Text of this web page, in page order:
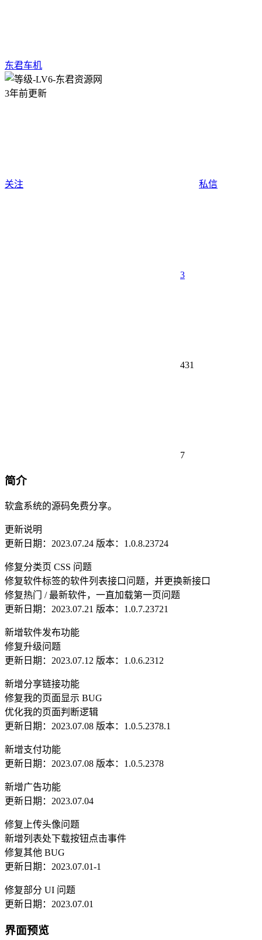
东君车机
3年前更新
关注 私信
3
431
7
简介
软盒系统的源码免费分享。
更新说明
更新日期：2023.07.24 版本：1.0.8.23724
修复分类页 CSS 问题
修复软件标签的软件列表接口问题，并更换新接口
修复热门 / 最新软件，一直加载第一页问题
更新日期：2023.07.21 版本：1.0.7.23721
新增软件发布功能
修复升级问题
更新日期：2023.07.12 版本：1.0.6.2312
新增分享链接功能
修复我的页面显示 BUG
优化我的页面判断逻辑
更新日期：2023.07.08 版本：1.0.5.2378.1
新增支付功能
更新日期：2023.07.08 版本：1.0.5.2378
新增广告功能
更新日期：2023.07.04
修复上传头像问题
新增列表处下载按钮点击事件
修复其他 BUG
更新日期：2023.07.01-1
修复部分 UI 问题
更新日期：2023.07.01
界面预览